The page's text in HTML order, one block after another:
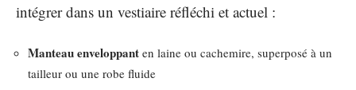
intégrer dans un vestiaire réfléchi et actuel :
Manteau enveloppant en laine ou cachemire, superposé à un
tailleur ou une robe fluide